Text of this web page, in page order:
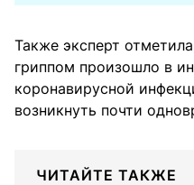
Также эксперт
гриппом произошло в
коронавирусной
возникнуть почти
ЧИТАЙТЕ ТАКЖЕ